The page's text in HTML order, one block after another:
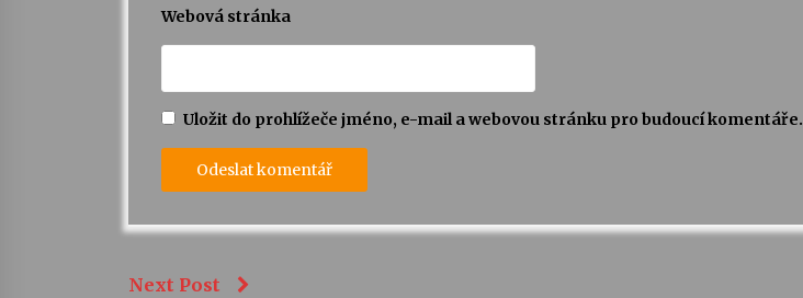
Webová stránka
Uložit do prohlížeče jméno, e-mail a webovou stránku pro budoucí komentáře.
Next Post